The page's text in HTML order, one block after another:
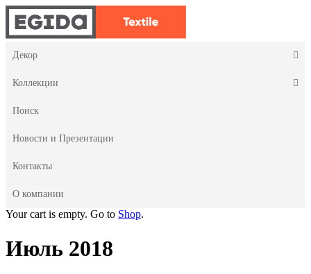
Декор
Коллекции
Поиск
Новости и Презентации
Контакты
О компании
Your cart is empty. Go to Shop.
Июль 2018